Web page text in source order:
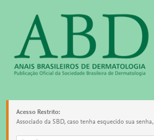
Acesso Restrito:
Associado da SBD, caso tenha esquecido sua senha,